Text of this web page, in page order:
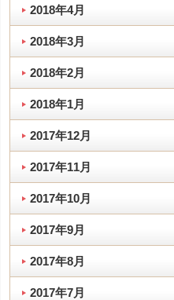
2018年4月
2018年3月
2018年2月
2018年1月
2017年12月
2017年11月
2017年10月
2017年9月
2017年8月
2017年7月